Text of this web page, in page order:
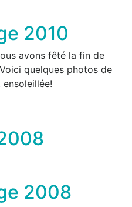
2010
avons fêté la fin de
quelques photos de
2008